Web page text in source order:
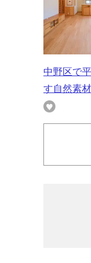
中野区で
す自然素